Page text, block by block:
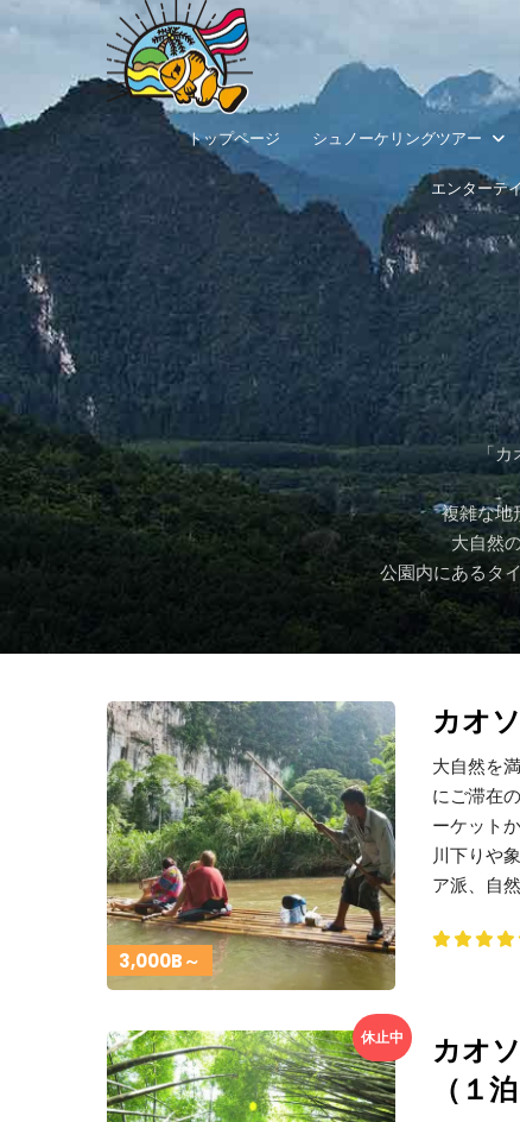
トップページ シュノーケリングツアー
エンターテ
「カ
複雑な地
大自然
公園内にあるタ
3,000B～
カオ
大自然を
にご滞在
ーケット
川下りや
ア派、自
休止中
カオ
（１